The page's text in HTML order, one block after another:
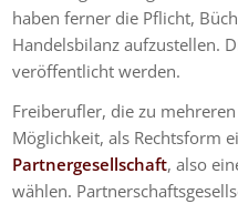
haben ferner die Pflicht,
Handelsbilanz aufzustellen.
veröffentlicht werden.
Freiberufler, die zu
Möglichkeit, als Rechtsform
Partnergesellschaft, also
wählen.